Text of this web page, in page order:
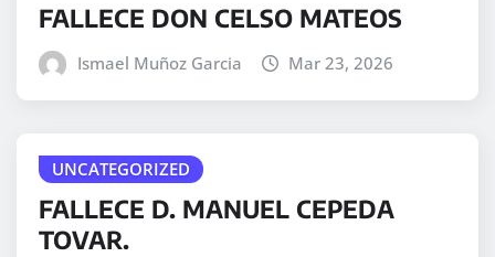
FALLECE DON CELSO MATEOS
Ismael Muñoz Garcia Mar 23, 2026
UNCATEGORIZED
FALLECE D. MANUEL CEPEDA
TOVAR.